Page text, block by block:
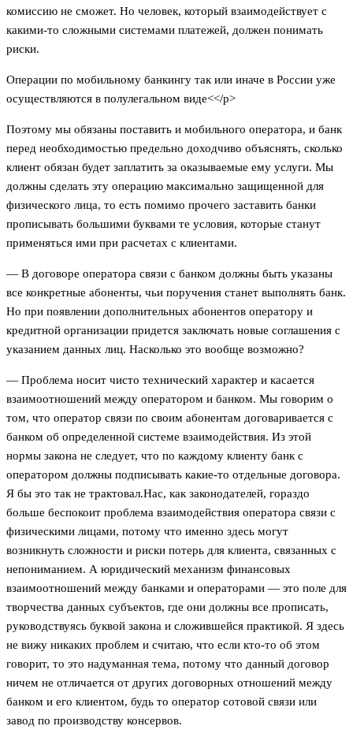
комиссию не сможет. Но человек, который взаимодействует с
какими-то сложными системами платежей, должен понимать
риски.
Операции по мобильному банкингу так или иначе в России уже
осуществляются в полулегальном виде<</p>
Поэтому мы обязаны поставить и мобильного оператора, и банк
перед необходимостью предельно доходчиво объяснять, сколько
клиент обязан будет заплатить за оказываемые ему услуги. Мы
должны сделать эту операцию максимально защищенной для
физического лица, то есть помимо прочего заставить банки
прописывать большими буквами те условия, которые станут
применяться ими при расчетах с клиентами.
— В договоре оператора связи с банком должны быть указаны
все конкретные абоненты, чьи поручения станет выполнять банк.
Но при появлении дополнительных абонентов оператору и
кредитной организации придется заключать новые соглашения с
указанием данных лиц. Насколько это вообще возможно?
— Проблема носит чисто технический характер и касается
взаимоотношений между оператором и банком. Мы говорим о
том, что оператор связи по своим абонентам договаривается с
банком об определенной системе взаимодействия. Из этой
нормы закона не следует, что по каждому клиенту банк с
оператором должны подписывать какие-то отдельные договора.
Я бы это так не трактовал.Нас, как законодателей, гораздо
больше беспокоит проблема взаимодействия оператора связи с
физическими лицами, потому что именно здесь могут
возникнуть сложности и риски потерь для клиента, связанных с
непониманием. А юридический механизм финансовых
взаимоотношений между банками и операторами — это поле для
творчества данных субъектов, где они должны все прописать,
руководствуясь буквой закона и сложившейся практикой. Я здесь
не вижу никаких проблем и считаю, что если кто-то об этом
говорит, то это надуманная тема, потому что данный договор
ничем не отличается от других договорных отношений между
банком и его клиентом, будь то оператор сотовой связи или
завод по производству консервов.